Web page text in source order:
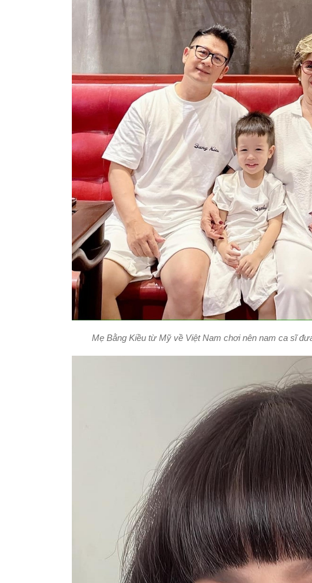
Mẹ Bằng Kiều từ Mỹ về Việt Nam chơi nên nam ca sĩ